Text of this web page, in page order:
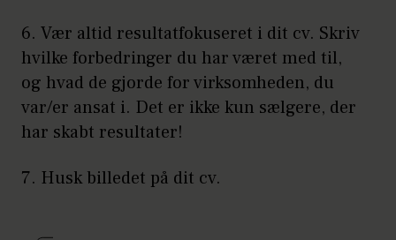
6. Vær altid resultatfokuseret i dit cv. Skriv
hvilke forbedringer du har været med til,
og hvad de gjorde for virksomheden, du
var/er ansat i. Det er ikke kun sælgere, der
har skabt resultater!
7. Husk billedet på dit cv.